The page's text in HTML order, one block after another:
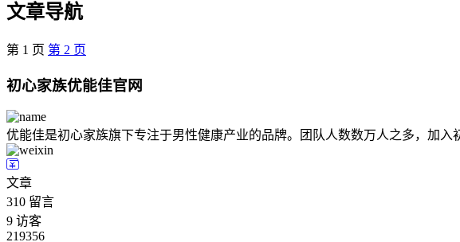
文章导航
第 1 页 第 2 页
初心家族优能佳官网
优能佳是初心家族旗下专注于男性健康产业的品牌。团队人数数万人之多，加入
文章
310 留言
9 访客
219356